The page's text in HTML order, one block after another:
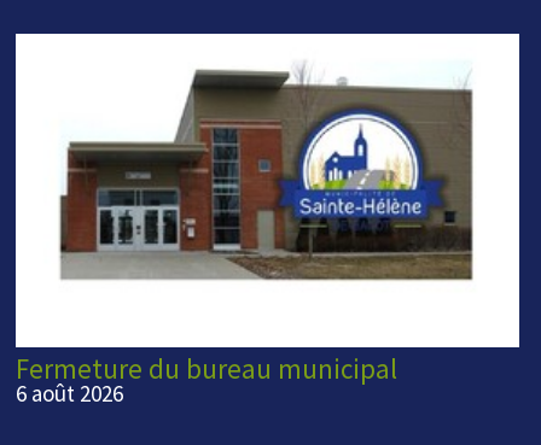
Fermeture du bureau municipal
6 août 2026